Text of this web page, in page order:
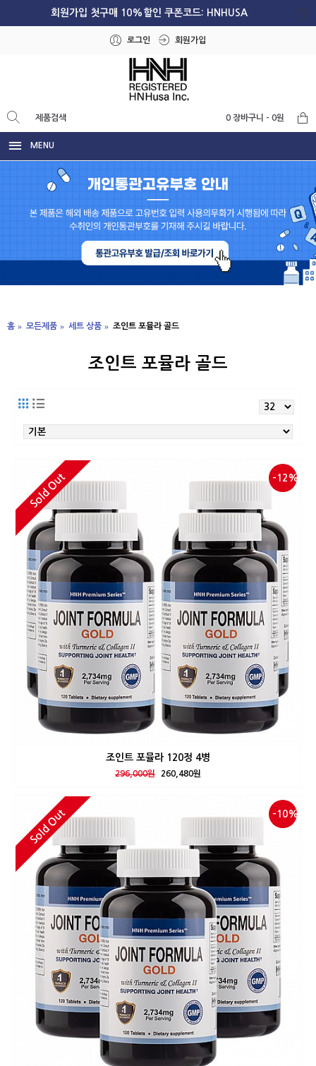
회원가입 첫구매 10%할인 쿠폰코드: HNHUSA
로그인 회원가입
0 장바구니 - 0원
MENU
홈 모든제품 세트 상품 조인트 포뮬라 골드
조인트 포뮬라 골드
-12%
Sold Out
조인트 포뮬라 120정 4병
296,000원 260,480원
-10%
Sold Out